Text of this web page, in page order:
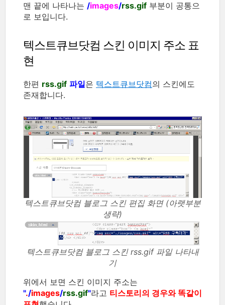
맨 끝에 나타나는 /images/rss.gif 부분이 공통으
로 보입니다.
텍스트큐브닷컴 스킨 이미지 주소 표
현
한편 rss.gif 파일은 텍스트큐브닷컴의 스킨에도
존재합니다.
텍스트큐브닷컴 블로그 스킨 편집 화면 (아랫부분
생략)
텍스트큐브닷컴 블로그 스킨 rss.gif 파일 나타내
기
위에서 보면 스킨 이미지 주소는
"./images/rss.gif"라고 티스토리의 경우와 똑같이